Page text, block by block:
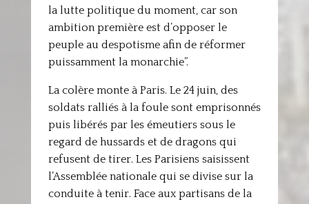
la lutte politique du moment, car son
ambition première est d’opposer le
peuple au despotisme afin de réformer
puissamment la monarchie”.
La colère monte à Paris. Le 24 juin, des
soldats ralliés à la foule sont emprisonnés
puis libérés par les émeutiers sous le
regard de hussards et de dragons qui
refusent de tirer. Les Parisiens saisissent
l’Assemblée nationale qui se divise sur la
conduite à tenir. Face aux partisans de la